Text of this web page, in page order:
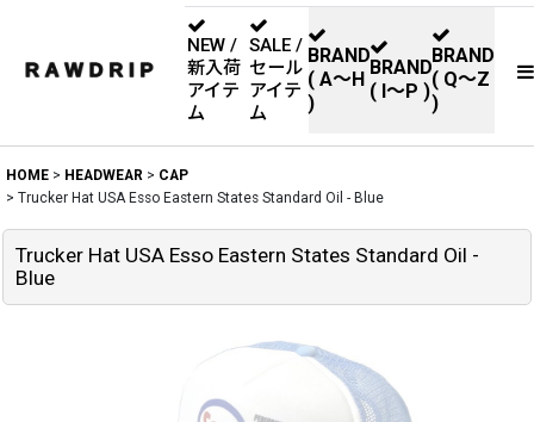
NEW /
新入荷
アイテ
ム
SALE /
セール
アイテ
ム
BRAND
( A〜H
)
BRAND
( I〜P )
BRAND
( Q〜Z
)
HOME > HEADWEAR > CAP
> Trucker Hat USA Esso Eastern States Standard Oil - Blue
Trucker Hat USA Esso Eastern States Standard Oil -
Blue